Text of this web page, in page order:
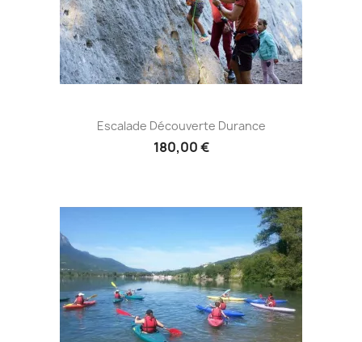
Escalade Découverte Durance
180,00 €